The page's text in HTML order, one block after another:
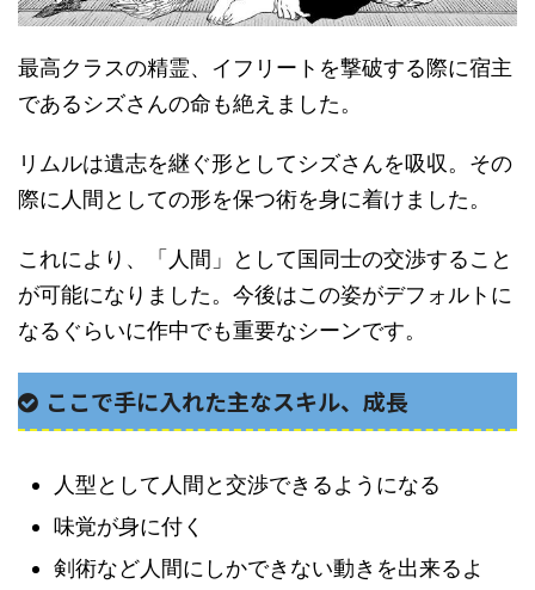
最高クラスの精霊、イフリートを撃破する際に宿主
であるシズさんの命も絶えました。
リムルは遺志を継ぐ形としてシズさんを吸収。その
際に人間としての形を保つ術を身に着けました。
これにより、「人間」として国同士の交渉すること
が可能になりました。今後はこの姿がデフォルトに
なるぐらいに作中でも重要なシーンです。
ここで手に入れた主なスキル、成長
人型として人間と交渉できるようになる
味覚が身に付く
剣術など人間にしかできない動きを出来るよ